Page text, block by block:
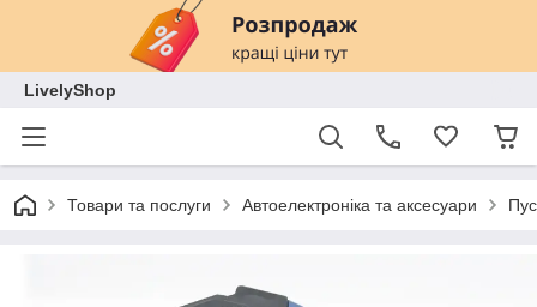
LivelyShop
Товари та послуги Автоелектроніка та аксесуари